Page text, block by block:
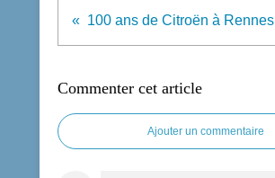
100 ans de Citroën à Rennes
Commenter cet article
Ajouter un commentaire